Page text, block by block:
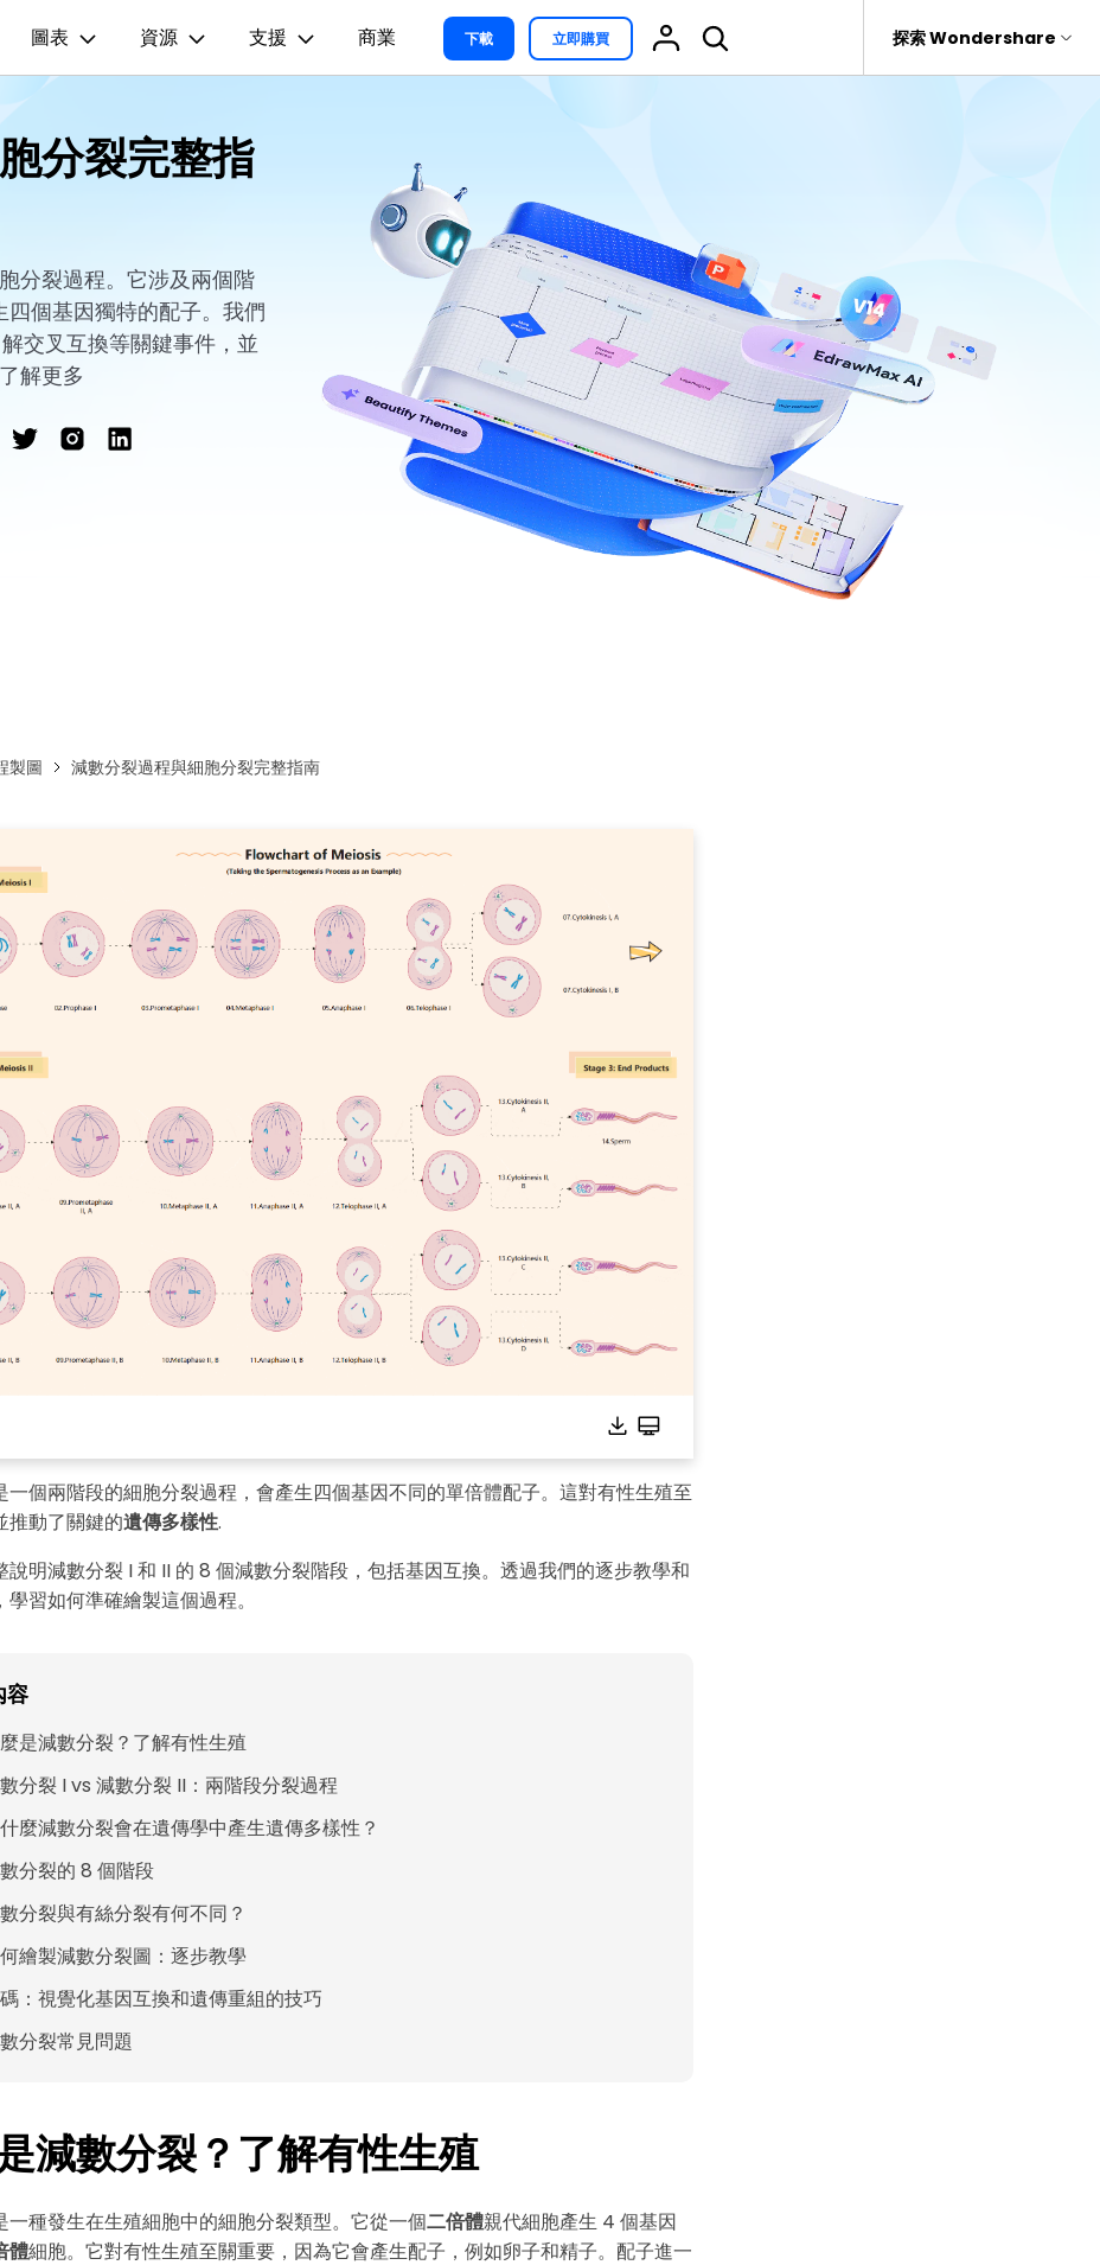
精選產品
PDF 解決方案產品
雲端文件管理。
實用工具
Recoverit
遺失檔案救援。
新聞中心
商店
支援
商務
決方案
圖表與圖像
Filmora
UniConverter
關於我們
我們的故事
新聞中心 商店 支援 探索 Wondershare
EdrawMind
心智圖與腦力激盪工具
圖表
技術用途
UML
電路圖
P&ID
網絡拓撲結構
資訊圖
時尚設計
家系圖
報告
資源
文章内容
各種商務圖表範例 >
各種系統架構圖表範例 >
各種關係圖譜圖表範例 >
免費可編輯的供應鏈圖範例 >
精選9款Excel甘特圖範本 >
文氏圖符號與集合符號 >
10款實用的Excel WBS範本 >
10款實用Excel流程圖範本推薦 >
支援
教程
EdrawMax 教程 > EdrawMind 教程 >
支援中心
支援中心 >
EdrawMind 更新日志 >
商業 下載 立即購買
分裂完整指
分裂過程。它涉及兩個階
個基因獨特的配子。我們
交叉互換等關鍵事件，並
解更多
製圖 減數分裂過程與細胞分裂完整指南
一個兩階段的細胞分裂過程，會產生四個基因不同的單倍體配子。這對有性生殖至
推動了關鍵的遺傳多樣性.
說明減數分裂 I 和 II 的 8 個減數分裂階段，包括基因互換。透過我們的逐步教學和
學習如何準確繪製這個過程。
容
是減數分裂？了解有性生殖
分裂 I vs 減數分裂 II：兩階段分裂過程
麼減數分裂會在遺傳學中產生遺傳多樣性？
分裂的 8 個階段
分裂與有絲分裂有何不同？
繪製減數分裂圖：逐步教學
：視覺化基因互換和遺傳重組的技巧
分裂常見問題
減數分裂？了解有性生殖
一種發生在生殖細胞中的細胞分裂類型。它從一個二倍體親代細胞產生 4 個基因
體細胞。它對有性生殖至關重要，因為它會產生配子，例如卵子和精子。配子進一